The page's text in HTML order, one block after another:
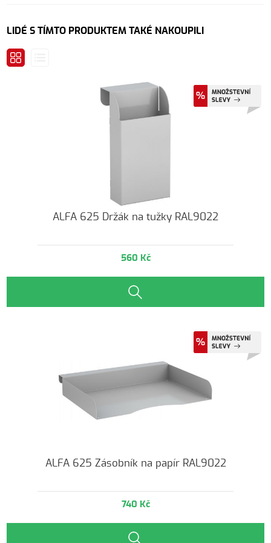
LIDÉ S TÍMTO PRODUKTEM TAKÉ NAKOUPILI
ALFA 625 Držák na tužky RAL9022
560 Kč
ALFA 625 Zásobník na papír RAL9022
740 Kč